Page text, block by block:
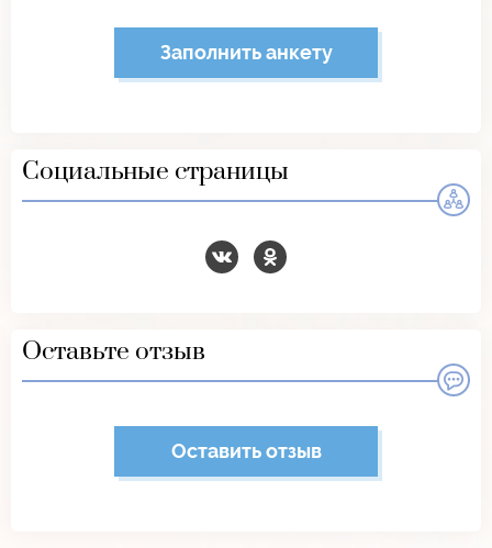
Заполнить анкету
Социальные страницы
Оставьте отзыв
Оставить отзыв